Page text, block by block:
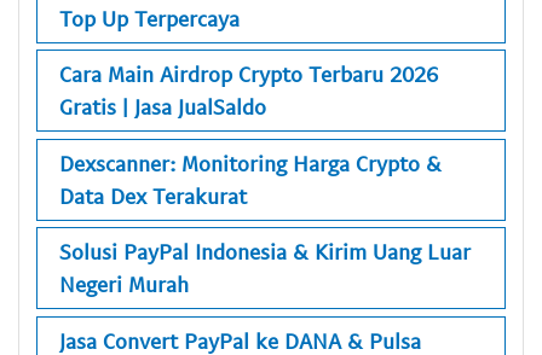
Top Up Terpercaya
Cara Main Airdrop Crypto Terbaru 2026
Gratis | Jasa JualSaldo
Dexscanner: Monitoring Harga Crypto &
Data Dex Terakurat
Solusi PayPal Indonesia & Kirim Uang Luar
Negeri Murah
Jasa Convert PayPal ke DANA & Pulsa